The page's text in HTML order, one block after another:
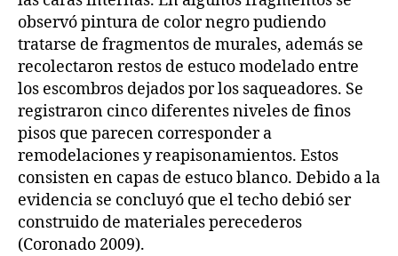
observó pintura de color negro pudiendo
tratarse de fragmentos de murales, además se
recolectaron restos de estuco modelado entre
los escombros dejados por los saqueadores. Se
registraron cinco diferentes niveles de finos
pisos que parecen corresponder a
remodelaciones y reapisonamientos. Estos
consisten en capas de estuco blanco. Debido a la
evidencia se concluyó que el techo debió ser
construido de materiales perecederos
(Coronado 2009).